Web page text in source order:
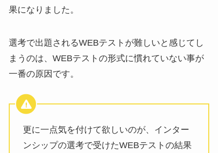
果になりました。
選考で出題されるWEBテストが難しいと感じてし
まうのは、WEBテストの形式に慣れていない事が
一番の原因です。
更に一点気を付けて欲しいのが、インター
ンシップの選考で受けたWEBテストの結果